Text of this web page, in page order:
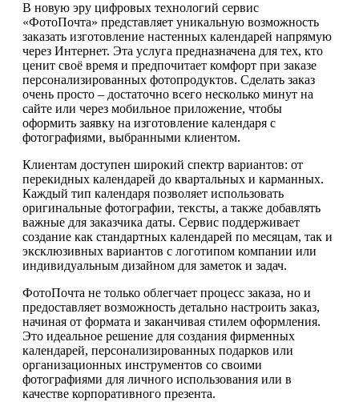
В новую эру цифровых технологий сервис
«ФотоПочта» представляет уникальную возможность
заказать изготовление настенных календарей напрямую
через Интернет. Эта услуга предназначена для тех, кто
ценит своё время и предпочитает комфорт при заказе
персонализированных фотопродуктов. Сделать заказ
очень просто – достаточно всего несколько минут на
сайте или через мобильное приложение, чтобы
оформить заявку на изготовление календаря с
фотографиями, выбранными клиентом.
Клиентам доступен широкий спектр вариантов: от
перекидных календарей до квартальных и карманных.
Каждый тип календаря позволяет использовать
оригинальные фотографии, тексты, а также добавлять
важные для заказчика даты. Сервис поддерживает
создание как стандартных календарей по месяцам, так и
эксклюзивных вариантов с логотипом компании или
индивидуальным дизайном для заметок и задач.
ФотоПочта не только облегчает процесс заказа, но и
предоставляет возможность детально настроить заказ,
начиная от формата и заканчивая стилем оформления.
Это идеальное решение для создания фирменных
календарей, персонализированных подарков или
организационных инструментов со своими
фотографиями для личного использования или в
качестве корпоративного презента.